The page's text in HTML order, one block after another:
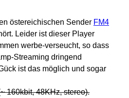
östereichischen Sender FM4
Leider ist dieser Player
werbe-verseucht, so dass
Streaming dringend
ist das möglich und sogar
160kbit, 48KHz, stereo).